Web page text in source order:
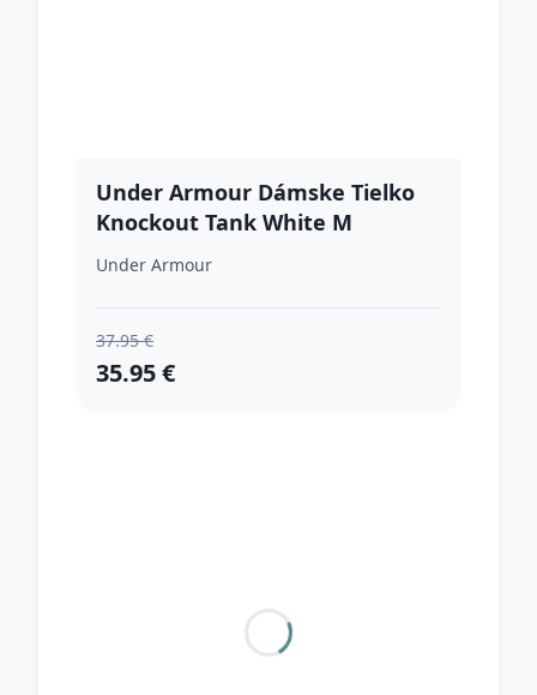
Under Armour Dámske Tielko
Knockout Tank White M
Under Armour
37.95 €
35.95 €